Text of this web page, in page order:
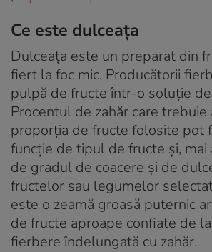
Ce este dulceața
Dulceața este un preparat din
fiert la foc mic. Producătorii
pulpă de fructe într-o soluție de
Procentul de zahăr care trebuie
proporția de fructe folosite pot
funcție de tipul de fructe și, mai
de gradul de coacere și de
fructelor sau legumelor
este o zeamă groasă puternic
de fructe aproape confiate de
fierbere îndelungată cu zahăr.